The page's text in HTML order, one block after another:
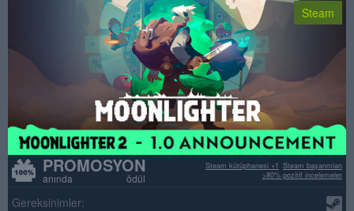
Steam
PROMOSYON
anında ödül
Steam başarımları
Steam kütüphanesi +1
>80% pozitif incelemeler
Gereksinimler: